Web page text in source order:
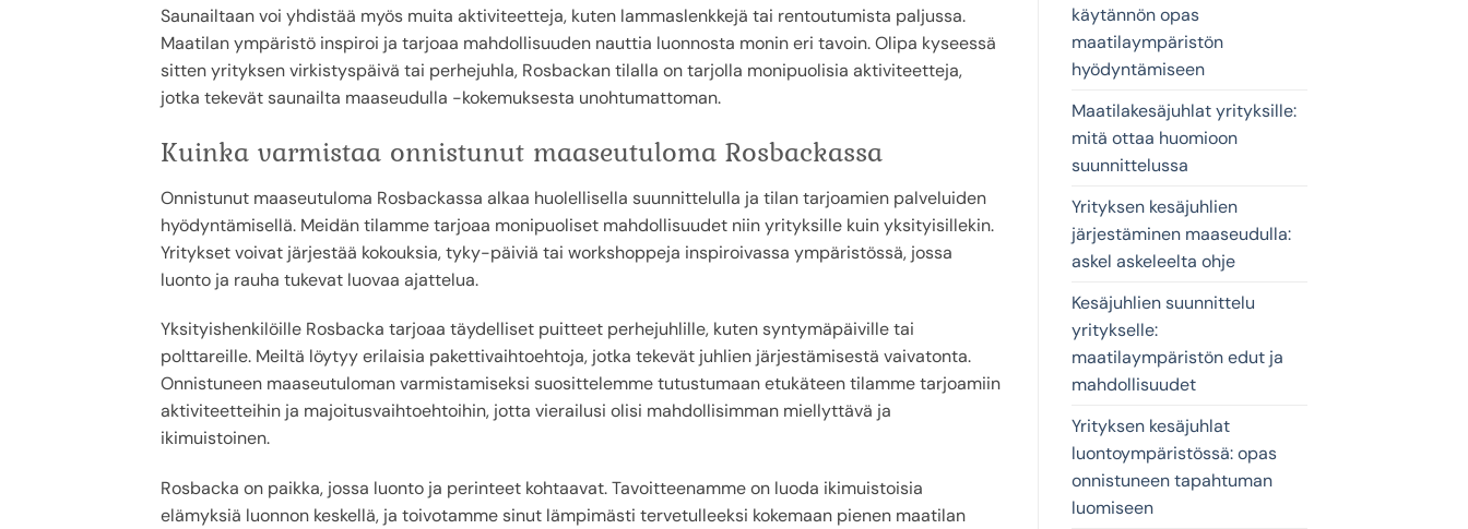
Saunailtaan voi yhdistää myös muita aktiviteetteja, kuten lammaslenkkejä tai rentoutumista paljussa.
Maatilan ympäristö inspiroi ja tarjoaa mahdollisuuden nauttia luonnosta monin eri tavoin. Olipa kyseessä
sitten yrityksen virkistyspäivä tai perhejuhla, Rosbackan tilalla on tarjolla monipuolisia aktiviteetteja,
jotka tekevät saunailta maaseudulla -kokemuksesta unohtumattoman.
Kuinka varmistaa onnistunut maaseutuloma Rosbackassa
Onnistunut maaseutuloma Rosbackassa alkaa huolellisella suunnittelulla ja tilan tarjoamien palveluiden
hyödyntämisellä. Meidän tilamme tarjoaa monipuoliset mahdollisuudet niin yrityksille kuin yksityisillekin.
Yritykset voivat järjestää kokouksia, tyky-päiviä tai workshoppeja inspiroivassa ympäristössä, jossa
luonto ja rauha tukevat luovaa ajattelua.
Yksityishenkilöille Rosbacka tarjoaa täydelliset puitteet perhejuhlille, kuten syntymäpäiville tai
polttareille. Meiltä löytyy erilaisia pakettivaihtoehtoja, jotka tekevät juhlien järjestämisestä vaivatonta.
Onnistuneen maaseutuloman varmistamiseksi suosittelemme tutustumaan etukäteen tilamme tarjoamiin
aktiviteetteihin ja majoitusvaihtoehtoihin, jotta vierailusi olisi mahdollisimman miellyttävä ja
ikimuistoinen.
Rosbacka on paikka, jossa luonto ja perinteet kohtaavat. Tavoitteenamme on luoda ikimuistoisia
elämyksiä luonnon keskellä, ja toivotamme sinut lämpimästi tervetulleeksi kokemaan pienen maatilan
käytännön opas
maatilaympäristön
hyödyntämiseen
Maatilakesäjuhlat yrityksille:
mitä ottaa huomioon
suunnittelussa
Yrityksen kesäjuhlien
järjestäminen maaseudulla:
askel askeleelta ohje
Kesäjuhlien suunnittelu
yritykselle:
maatilaympäristön edut ja
mahdollisuudet
Yrityksen kesäjuhlat
luontoympäristössä: opas
onnistuneen tapahtuman
luomiseen